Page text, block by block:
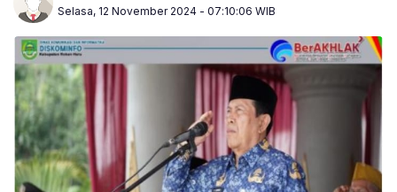
Selasa, 12 November 2024 - 07:10:06 WIB